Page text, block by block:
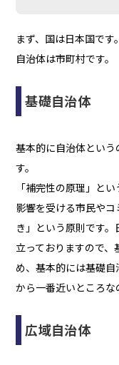
まず、国は日本国で
自治体は市町村です。
基礎自治体
基本的に自治体とい
す。
「補完性の原理」と
影響を受ける市民や
き」という原則です
立っておりますので
め、基本的には基礎
から一番近いところな
広域自治体